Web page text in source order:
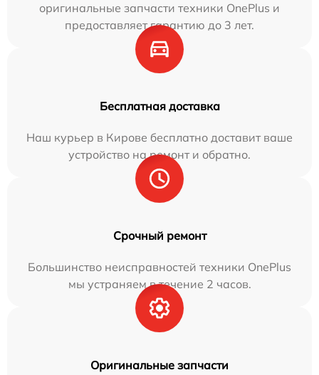
оригинальные запчасти техники OnePlus и
предоставляет гарантию до 3 лет.
Бесплатная доставка
Наш курьер в Кирове бесплатно доставит ваше
устройство на ремонт и обратно.
Срочный ремонт
Большинство неисправностей техники OnePlus
мы устраняем в течение 2 часов.
Оригинальные запчасти